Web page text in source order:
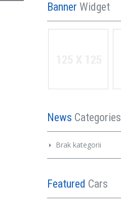
Banner Widget
News Categories
Brak kategorii
Featured Cars